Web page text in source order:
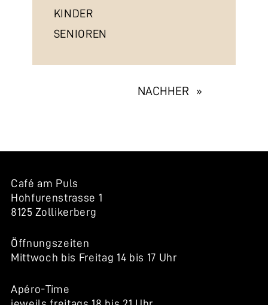
KINDER
SENIOREN
NACHHER »
Café am Puls
Hohfurenstrasse 1
8125 Zollikerberg
Öffnungszeiten
Mittwoch bis Freitag 14 bis 17 Uhr
Apéro-Time